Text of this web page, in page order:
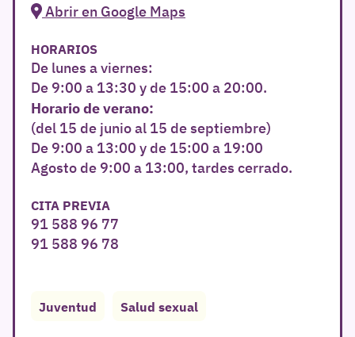
Abrir en Google Maps
HORARIOS
De lunes a viernes:
De 9:00 a 13:30 y de 15:00 a 20:00.
Horario de verano:
(del 15 de junio al 15 de septiembre)
De 9:00 a 13:00 y de 15:00 a 19:00
Agosto de 9:00 a 13:00, tardes cerrado.
CITA PREVIA
91 588 96 77
91 588 96 78
Juventud Salud sexual